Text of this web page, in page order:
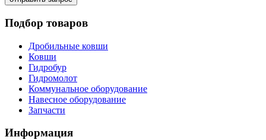
Подбор товаров
Дробильные ковши
Ковши
Гидробур
Гидромолот
Коммунальное оборудование
Навесное оборудование
Запчасти
Информация